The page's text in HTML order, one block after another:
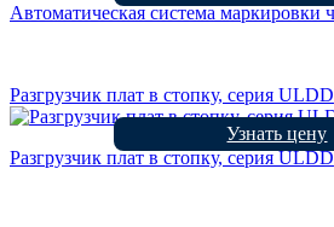
Автоматическая система маркировки
Разгрузчик плат в стопку, серия ULDD
Разгрузчик плат в стопку, серия ULDD
Узнать цену